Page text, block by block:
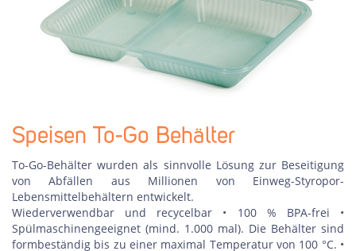
Speisen To-Go Behälter
To-Go-Behälter wurden als sinnvolle Lösung zur Beseitigung
von Abfällen aus Millionen von Einweg-Styropor-
Lebensmittelbehältern entwickelt.
Wiederverwendbar und recycelbar • 100 % BPA-frei •
Spülmaschinengeeignet (mind. 1.000 mal). Die Behälter sind
formbeständig bis zu einer maximal Temperatur von 100 °C. •